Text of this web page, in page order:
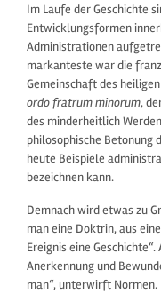
Im Laufe der Geschichte
Entwicklungsformen
Administrationen
markanteste war die
Gemeinschaft des heiligen
ordo fratrum minorum,
des minderheitlich
philosophische Betonung
heute Beispiele
bezeichnen kann.
Demnach wird etwas zu
man eine Doktrin, aus
Ereignis eine
Anerkennung und
man“, unterwirft Normen.